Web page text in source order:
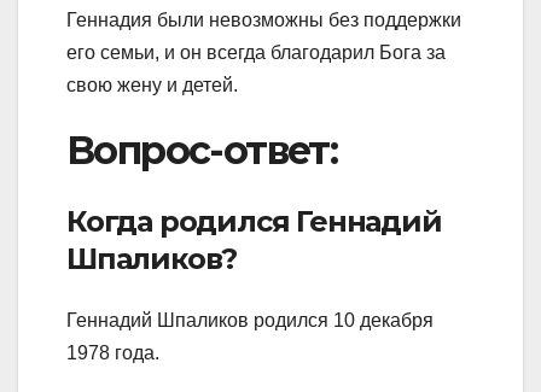
Геннадия были невозможны без поддержки
его семьи, и он всегда благодарил Бога за
свою жену и детей.
Вопрос-ответ:
Когда родился Геннадий
Шпаликов?
Геннадий Шпаликов родился 10 декабря
1978 года.